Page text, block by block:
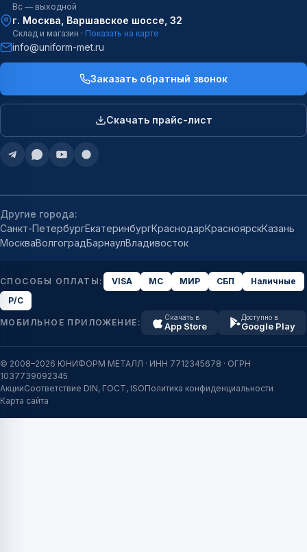
Вс — выходной
г. Москва, Варшавское шоссе, 32
Склад и магазин · Показать на карте
info@uniform-met.ru
Заказать обратный звонок
Скачать прайс-лист
Другие города:
Санкт-ПетербургЕкатеринбургКраснодарКрасноярскКазань
МоскваВолгоградБарнаулВладивосток
СПОСОБЫ ОПЛАТЫ: VISA MC МИР СБП
Наличные
Р/С
МОБИЛЬНОЕ ПРИЛОЖЕНИЕ: Скачать в
App Store
Доступно в
Google Play
© 2008–2026 ЮНИФОРМ МЕТАЛЛ · ИНН 7712345678 · ОГРН
1037739092345
АкцииСоответствие DIN, ГОСТ, ISOПолитика конфиденциальности
Карта сайта